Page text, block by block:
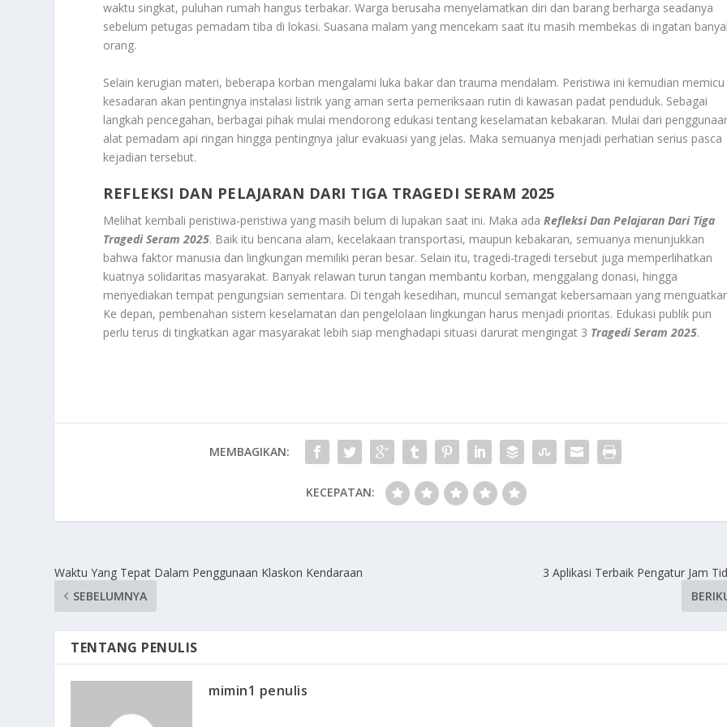
waktu singkat, puluhan rumah hangus terbakar. Warga berusaha menyelamatkan diri dan barang berharga seadanya
sebelum petugas pemadam tiba di lokasi. Suasana malam yang mencekam saat itu masih membekas di ingatan
orang.
Selain kerugian materi, beberapa korban mengalami luka bakar dan trauma mendalam. Peristiwa ini kemudian memicu
kesadaran akan pentingnya instalasi listrik yang aman serta pemeriksaan rutin di kawasan padat penduduk. Sebagai
langkah pencegahan, berbagai pihak mulai mendorong edukasi tentang keselamatan kebakaran. Mulai dari
alat pemadam api ringan hingga pentingnya jalur evakuasi yang jelas. Maka semuanya menjadi perhatian serius pasca
kejadian tersebut.
REFLEKSI DAN PELAJARAN DARI TIGA TRAGEDI SERAM 2025
Melihat kembali peristiwa-peristiwa yang masih belum di lupakan saat ini. Maka adaRefleksi Dan Pelajaran Dari Tiga
Tragedi Seram 2025. Baik itu bencana alam, kecelakaan transportasi, maupun kebakaran, semuanya menunjukkan
bahwa faktor manusia dan lingkungan memiliki peran besar. Selain itu, tragedi-tragedi tersebut juga memperlihatkan
kuatnya solidaritas masyarakat. Banyak relawan turun tangan membantu korban, menggalang donasi, hingga
menyediakan tempat pengungsian sementara. Di tengah kesedihan, muncul semangat kebersamaan yang
Ke depan, pembenahan sistem keselamatan dan pengelolaan lingkungan harus menjadi prioritas. Edukasi publik pun
perlu terus di tingkatkan agar masyarakat lebih siap menghadapi situasi darurat mengingat 3 Tragedi Seram 2025.
MEMBAGIKAN:
KECEPATAN:
Waktu Yang Tepat Dalam Penggunaan Klaskon Kendaraan
SEBELUMNYA
3 Aplikasi Terbaik Pengatur Jam
TENTANG PENULIS
mimin1 penulis